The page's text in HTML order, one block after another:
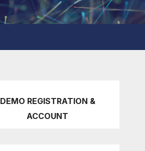
DEMO REGISTRATION &
ACCOUNT